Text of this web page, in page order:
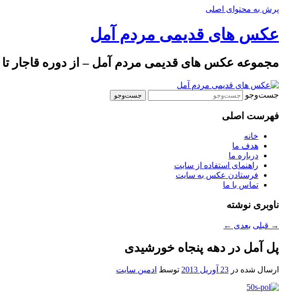
پرش به محتوای اصلی
عکس های قدیمی مردم آمل
مجموعه عکس های قدیمی مردم آمل – از دوره قاجار
جست‌وجو
فهرست اصلی
خانه
هدف ما
درباره ما
راهنمای استفاده از سایت
فرستادن عکس به سایت
تماس با ما
ناوبری نوشته
→ قبلی بعدی ←
پل آمل در دهه پنجاه خورشیدی
ارسال شده در 23 آوریل 2013 توسط ادمین سایت